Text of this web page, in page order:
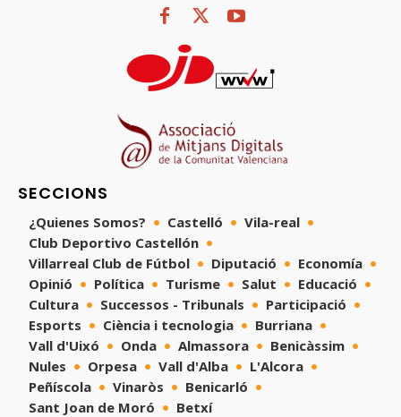
SECCIONS
¿Quienes Somos? Castelló
Vila-real
Club Deportivo Castellón
Villarreal Club de Fútbol
Diputació
Economía
Opinió
Política Turisme Salut
Educació
Cultura
Successos - Tribunals
Participació
Esports
Ciència i tecnologia
Burriana
Vall d'Uixó
Onda Almassora
Benicàssim
Nules
Orpesa Vall d'Alba
L'Alcora
Peñíscola
Vinaròs
Benicarló
Sant Joan de Moró
Betxí